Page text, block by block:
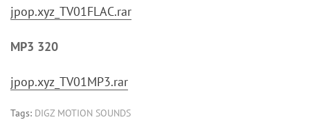
jpop.xyz_TV01FLAC.rar
MP3 320
jpop.xyz_TV01MP3.rar
Tags: DIGZ MOTION SOUNDS